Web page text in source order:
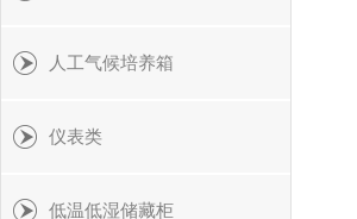
人工气候培养箱
仪表类
低温低湿储藏柜